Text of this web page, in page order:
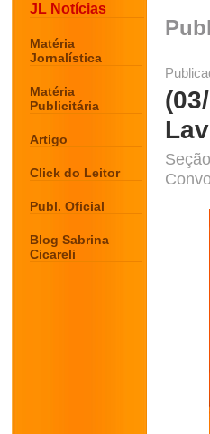
JL Notícias
Matéria
Jornalística
Matéria
Publicitária
Artigo
Click do Leitor
Publ. Oficial
Blog Sabrina
Cicareli